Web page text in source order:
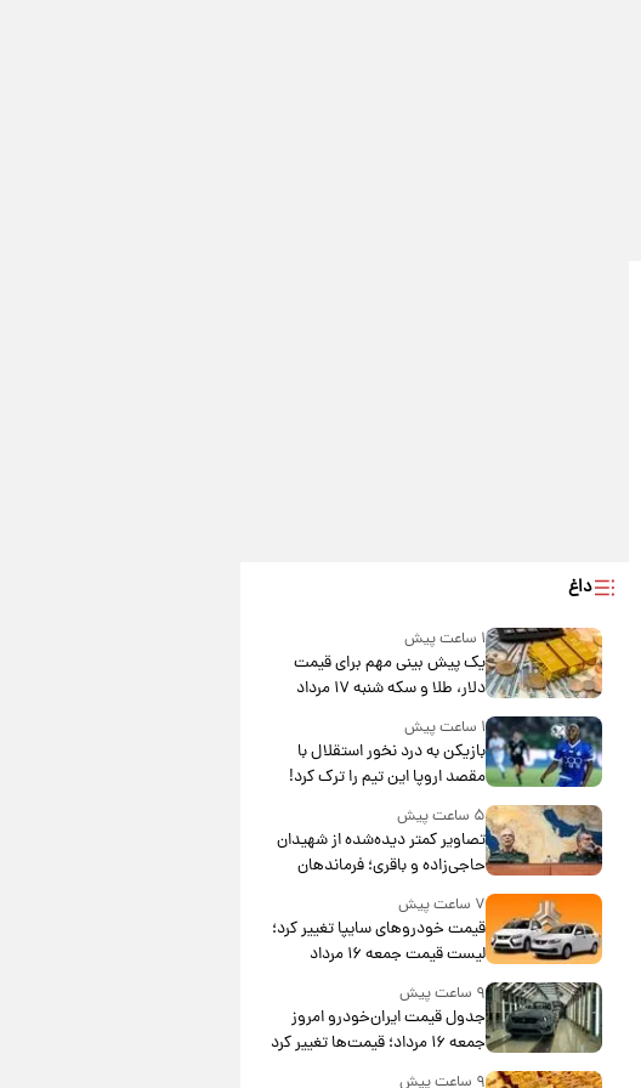
داغ
۱ ساعت پیش
یک پیش ‌بینی مهم برای قیمت
دلار، طلا و سکه شنبه ۱۷ مرداد
۱۴۰۵
۱ ساعت پیش
بازیکن به درد نخور استقلال با
مقصد اروپا این تیم را ترک کرد!
۵ ساعت پیش
تصاویر کمتر دیده‌شده از شهیدان
حاجی‌زاده و باقری؛ فرماندهان
شهید هوافضای ایران
۷ ساعت پیش
قیمت خودروهای سایپا تغییر کرد؛
لیست قیمت جمعه ۱۶ مرداد
۹ ساعت پیش
جدول قیمت ایران‌خودرو امروز
جمعه ۱۶ مرداد؛ قیمت‌ها تغییر کرد
۹ ساعت پیش